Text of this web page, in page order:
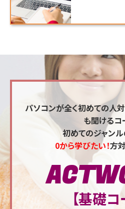
パソコンが全く初めての人
も聞けるコ
初めてのジャン
0から学びたい！方
【基礎コ